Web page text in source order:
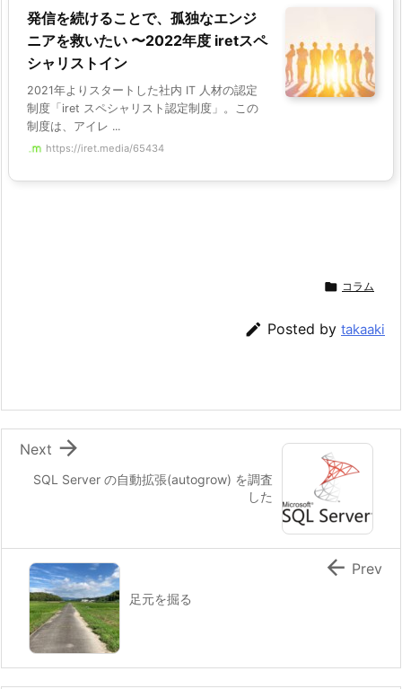
発信を続けることで、孤独なエンジ
ニアを救いたい 〜2022年度 iretスペ
シャリストイン
2021年よりスタートした社内 IT 人材の認定
制度「iret スペシャリスト認定制度」。この
制度は、アイレ ...
https://iret.media/65434
 コラム
 Posted by takaaki
SQL Server の自動拡張(autogrow) を調査
した

Next
足元を掘る
 Prev